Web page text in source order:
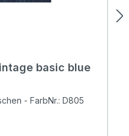
von 5 von 5 Sternen
basic blue
- FarbNr.: D805